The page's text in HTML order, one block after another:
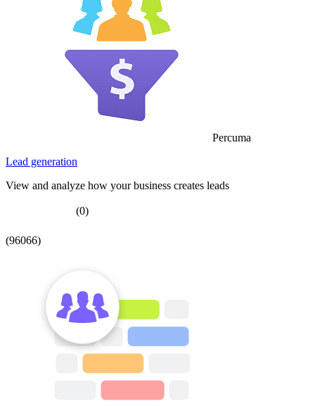
Percuma
Lead generation
View and analyze how your business creates leads
(0)
(96066)